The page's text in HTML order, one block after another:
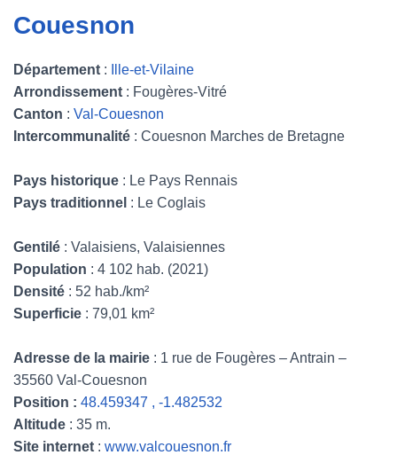
Couesnon
Département :
Ille-et-Vilaine
Arrondissement : Fougères-Vitré
Canton : Val-Couesnon
Intercommunalité : Couesnon Marches de Bretagne
Pays historique : Le Pays Rennais
Pays traditionnel : Le Coglais
Gentilé : Valaisiens, Valaisiennes
Population : 4 102 hab. (2021)
Densité : 52 hab./km²
Superficie : 79,01 km²
Adresse de la mairie : 1 rue de Fougères – Antrain –
35560 Val-Couesnon
Position : 48.459347 , -1.482532
Altitude : 35 m.
Site internet : www.valcouesnon.fr